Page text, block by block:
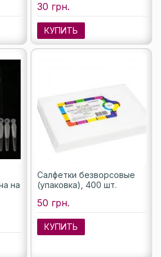
30 грн.
КУПИТЬ
на
Салфетки безворсовые
(упаковка), 400 шт.
50 грн.
КУПИТЬ